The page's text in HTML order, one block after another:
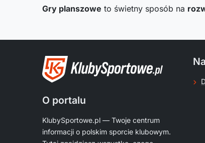
Gry planszowe to świetny sposób na
O portalu
KlubySportowe.pl — Twoje centrum
informacji o polskim sporcie klubowym.